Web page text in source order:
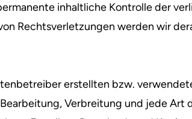
inhaltliche Kontrolle der
Rechtsverletzungen werden wir
erstellten bzw.
Verbreitung und jede Art